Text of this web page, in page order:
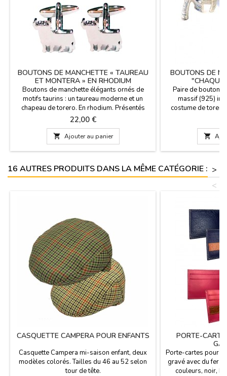
BOUTONS DE MANCHETTE « TAUREAU
ET MONTERA » EN RHODIUM
Boutons de manchette élégants ornés de
motifs taurins : un taureau moderne et un
chapeau de torero. En rhodium. Présentés
dans un coffret cadeau raffiné. Fabriqués en
Espagne. Matière : Rhodium
hypoallergénique (brillance inaltérable).
Fermoir : Fermoir en T renforcé pour une
sécurité accrue.
Prix
22,00 €
 Ajouter au panier
BOUTONS DE
Paire de boutons
massif (925)
costume de
élégant et
Oubliez les
Ces boutons de
d'identité et de

16 AUTRES PRODUITS DANS LA MÊME CATÉGORIE : >
<
CASQUETTE CAMPERA POUR ENFANTS
Casquette Campera mi-saison enfant, deux
modèles colorés. Tailles du 46 au 52 selon
tour de tête.
PORTE-
Porte-cartes pour
gravé avec du fer à
couleurs, noir,